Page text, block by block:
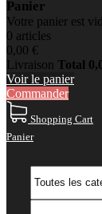
Panier
Votre panier est
0 articles
0,00 €
Livraison Total
Voir le panier
Commander
Shopping Cart
Panier